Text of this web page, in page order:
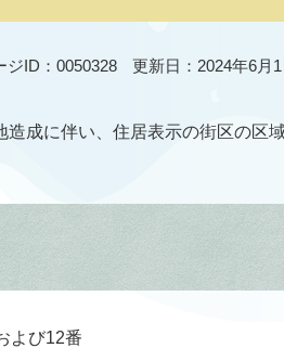
ジID：0050328 更新日：2024年6月
成に伴い、住居表示の街区の区
よび12番